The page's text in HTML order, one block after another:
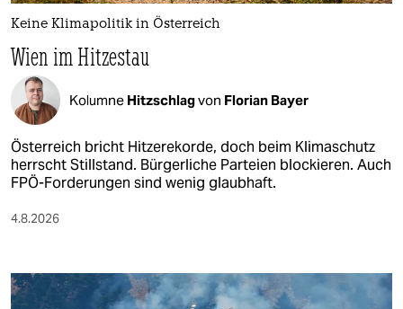
Keine Klimapolitik in Österreich
Wien im Hitzestau
Kolumne Hitzschlagvon Florian Bayer
Österreich bricht Hitzerekorde, doch beim Klimaschutz
herrscht Stillstand. Bürgerliche Parteien blockieren. Auch
FPÖ-Forderungen sind wenig glaubhaft.
4.8.2026